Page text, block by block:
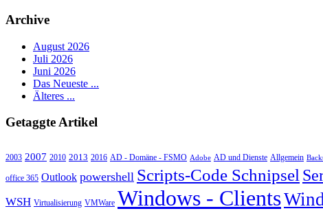
Archive
August 2026
Juli 2026
Juni 2026
Das Neueste ...
Älteres ...
Getaggte Artikel
2003 2007 2010 2013 2016 AD - Domäne - FSMO Adobe AD und Dienste Allgemein
office 365 Outlook powershell Scripts-Code Schnipsel
WSH Virtualisierung VMWare Windows - Clients